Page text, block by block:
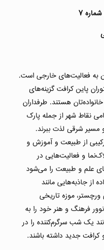
۷
به فعالیت‌های خارجی است.
پاین کرافت گزینه‌های
هستند. طرفداران
نقاط شهر از جمله پارک
مسیر شرقی لذت ببرند.
از طبیعت و آموزش و
و فعالیت‌هایی در
علم و طبیعت را می‌شود
از جاذبه‌هایی مانند
ورچستر، موزه تاریخی
فرهنگ و هنر خود را به
یک شب سرگرم‌کننده را در
جدید داشته باشند.